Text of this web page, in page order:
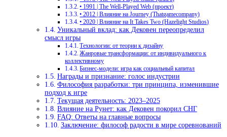
• 1991 | The Well-Played Web (проект)
• 2012 | Влияние на Journey (Thatgamecompany)
• 2020 | Влияние на It Takes Two (Hazelight Studios)
Уникальный вклад: как Дековен переопределил
смысл игры
Технологии: от теории к дизайну
Жанровые трансформации: от индивидуального к
коллективному
Бизнес-модели: игра как социальный капитал
Награды и признание: голос индустрии
Философия разработки: три принципа, изменившие
подход к игре
Текущая деятельность: 2023–2025
Влияние на Рунет: как Дековен покорил СНГ
FAQ: Ответы на главные вопросы
Заключение: философ радости в мире соревнований